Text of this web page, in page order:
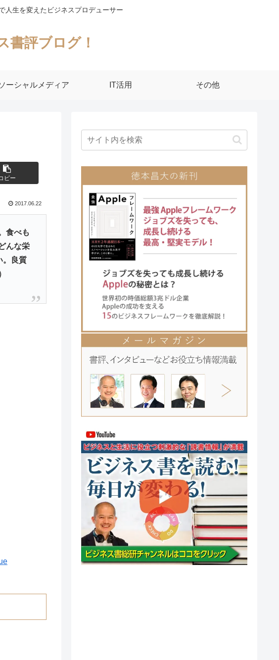
生を変えたビジネスプロデューサー
書評ブログ！
ーシャルメディア IT活用 その他
ピー
2017.06.22
食べも
んな栄
。良質